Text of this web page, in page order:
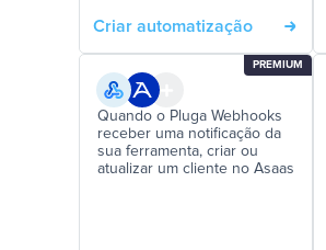
Criar automatização
PREMIUM
Quando o Pluga Webhooks
receber uma notificação da
sua ferramenta, criar ou
atualizar um cliente no Asaas